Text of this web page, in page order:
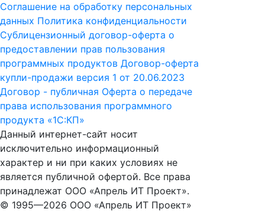
Соглашение на обработку персональных
данных Политика конфиденциальности
Сублицензионный договор-оферта о
предоставлении прав пользования
программных продуктов Договор-оферта
купли-продажи версия 1 от 20.06.2023
Договор - публичная Оферта о передаче
права использования программного
продукта «1С:КП»
Данный интернет-сайт носит
исключительно информационный
характер и ни при каких условиях не
является публичной офертой. Все права
принадлежат ООО «Апрель ИТ Проект».
© 1995—2026 ООО «Апрель ИТ Проект»